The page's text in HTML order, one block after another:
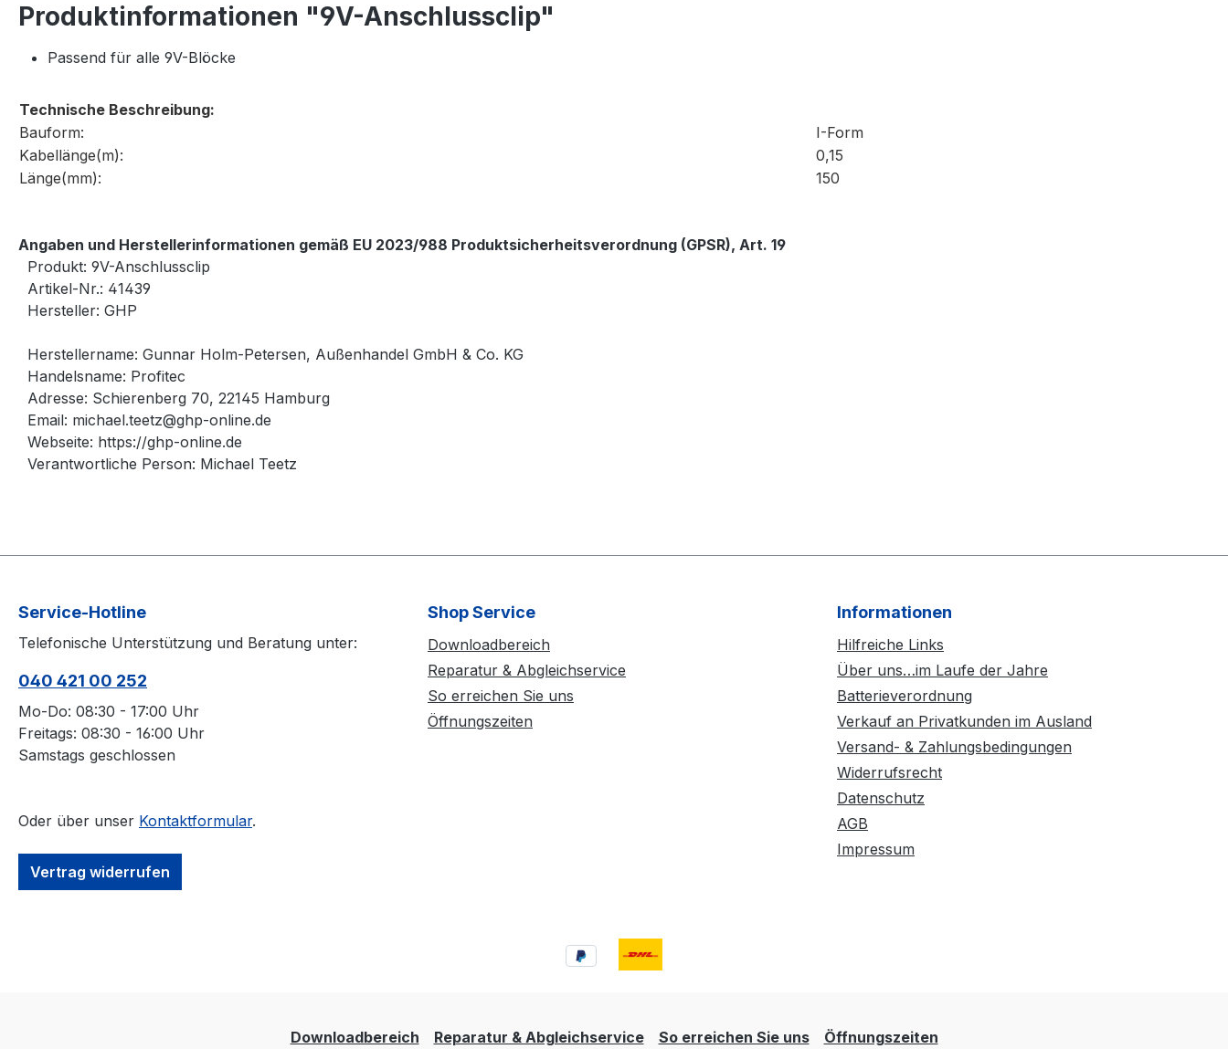
Produktinformationen "9V-Anschlussclip"
Passend für alle 9V-Blöcke
Technische Beschreibung:
Bauform:
I-Form
Kabellänge(m):
0,15
Länge(mm):
150
Angaben und Herstellerinformationen gemäß EU 2023/988 Produktsicherheitsverordnung (GPSR), Art. 19
Produkt: 9V-Anschlussclip
Artikel-Nr.: 41439
Hersteller: GHP
Herstellername: Gunnar Holm-Petersen, Außenhandel GmbH & Co. KG
Handelsname: Profitec
Adresse: Schierenberg 70, 22145 Hamburg
Email: michael.teetz@ghp-online.de
Webseite: https://ghp-online.de
Verantwortliche Person: Michael Teetz
Service-Hotline
Telefonische Unterstützung und Beratung unter:
040 421 00 252
Mo-Do: 08:30 - 17:00 Uhr
Freitags: 08:30 - 16:00 Uhr
Samstags geschlossen
Oder über unser Kontaktformular.
Vertrag widerrufen
Shop Service
Downloadbereich
Reparatur & Abgleichservice
So erreichen Sie uns
Öffnungszeiten
Informationen
Hilfreiche Links
Über uns…im Laufe der Jahre
Batterieverordnung
Verkauf an Privatkunden im Ausland
Versand- & Zahlungsbedingungen
Widerrufsrecht
Datenschutz
AGB
Impressum
Downloadbereich Reparatur & Abgleichservice So erreichen Sie uns Öffnungszeiten